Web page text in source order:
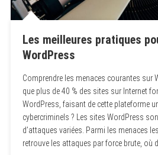
Les meilleures pratiques
WordPress
Comprendre les menaces courantes sur
que plus de 40 % des sites sur Internet
WordPress, faisant de cette plateforme
cybercriminels ? Les sites WordPress
d’attaques variées. Parmi les menaces
retrouve les attaques par force brute, où